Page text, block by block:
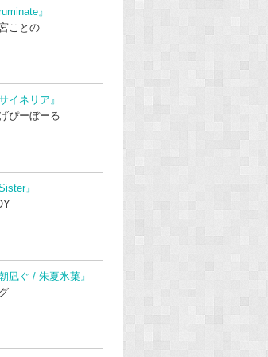
ruminate』
ことの
サイネリア』
ぴーぼーる
Sister』
朝凪ぐ / 朱夏氷菓』